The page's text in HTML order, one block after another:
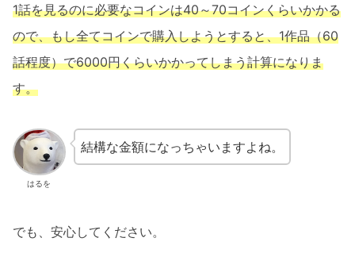
1話を見るのに必要なコインは40～70コインくらいかかる
ので、もし全てコインで購入しようとすると、1作品（60
話程度）で6000円くらいかかってしまう計算になりま
す。
はるを
結構な金額になっちゃいますよね。
でも、安心してください。